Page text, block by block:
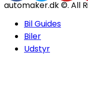
automaker.dk ©. All
Bil Guides
Biler
Udstyr